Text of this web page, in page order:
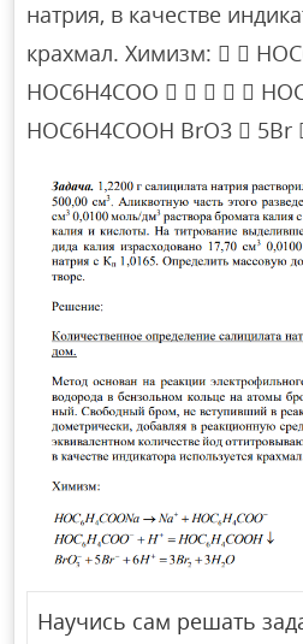
натрия, в качестве
крахмал. Химизм:  
HOC6H4COO     
HOC6H4COOH BrO3 
Научись сам решать